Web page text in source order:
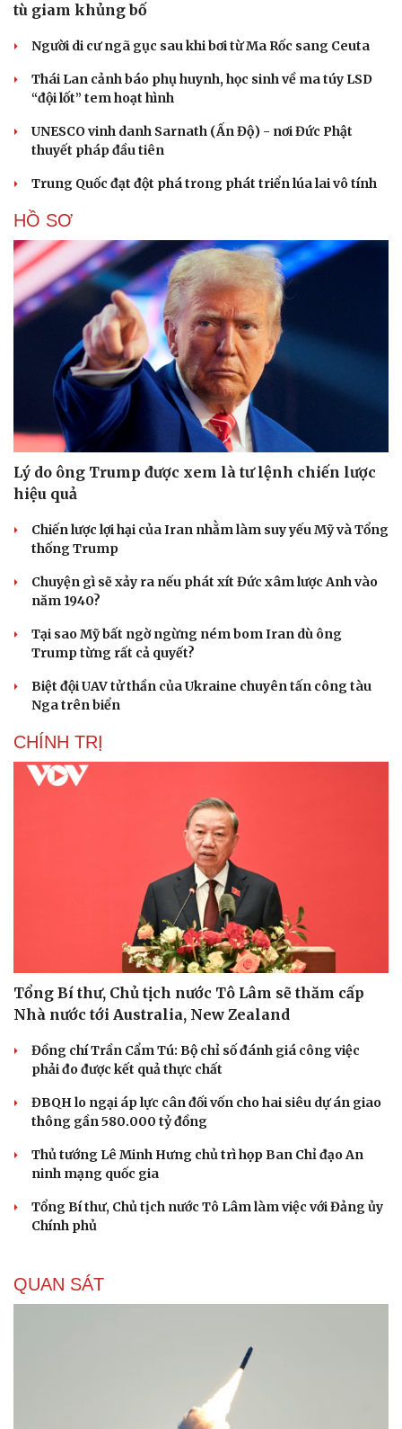
Cải chính
tù giam khủng bố
Người di cư ngã gục sau khi bơi từ Ma Rốc sang Ceuta
Thái Lan cảnh báo phụ huynh, học sinh về ma túy LSD
“đội lốt” tem hoạt hình
UNESCO vinh danh Sarnath (Ấn Độ) - nơi Đức Phật
thuyết pháp đầu tiên
Trung Quốc đạt đột phá trong phát triển lúa lai vô tính
HỒ SƠ
Lý do ông Trump được xem là tư lệnh chiến lược
hiệu quả
Chiến lược lợi hại của Iran nhằm làm suy yếu Mỹ và Tổng
thống Trump
Chuyện gì sẽ xảy ra nếu phát xít Đức xâm lược Anh vào
năm 1940?
Tại sao Mỹ bất ngờ ngừng ném bom Iran dù ông
Trump từng rất cả quyết?
Biệt đội UAV tử thần của Ukraine chuyên tấn công tàu
Nga trên biển
CHÍNH TRỊ
Tổng Bí thư, Chủ tịch nước Tô Lâm sẽ thăm cấp
Nhà nước tới Australia, New Zealand
Đồng chí Trần Cẩm Tú: Bộ chỉ số đánh giá công việc
phải đo được kết quả thực chất
ĐBQH lo ngại áp lực cân đối vốn cho hai siêu dự án giao
thông gần 580.000 tỷ đồng
Thủ tướng Lê Minh Hưng chủ trì họp Ban Chỉ đạo An
ninh mạng quốc gia
Tổng Bí thư, Chủ tịch nước Tô Lâm làm việc với Đảng ủy
Chính phủ
QUAN SÁT